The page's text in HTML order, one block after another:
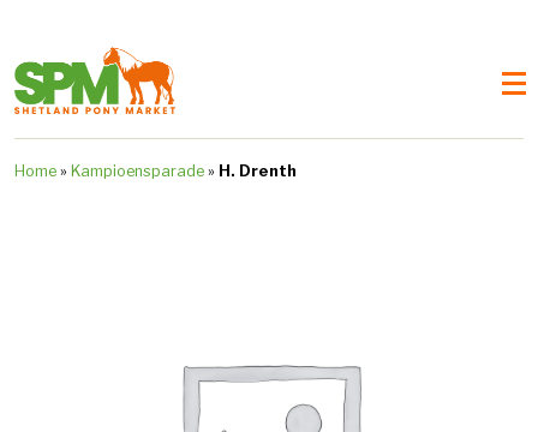
Home » Kampioensparade » H. Drenth